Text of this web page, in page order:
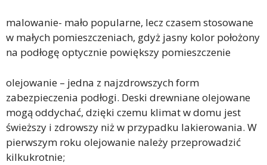
malowanie- mało popularne, lecz czasem stosowane
w małych pomieszczeniach, gdyż jasny kolor położony
na podłogę optycznie powiększy pomieszczenie
olejowanie – jedna z najzdrowszych form
zabezpieczenia podłogi. Deski drewniane olejowane
mogą oddychać, dzięki czemu klimat w domu jest
świeższy i zdrowszy niż w przypadku lakierowania. W
pierwszym roku olejowanie należy przeprowadzić
kilkukrotnie;